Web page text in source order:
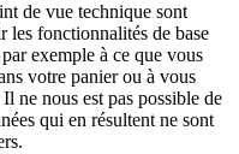
de vue technique sont
les fonctionnalités de base
exemple à ce que vous
votre panier ou à vous
ne nous est pas possible de
qui en résultent ne sont